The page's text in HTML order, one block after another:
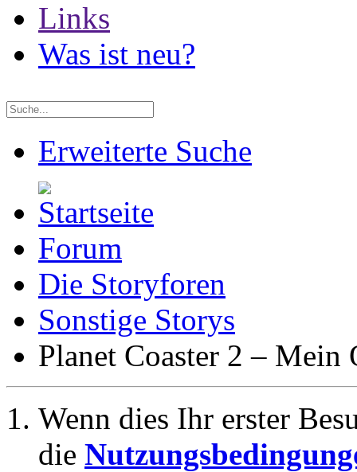
Links
Was ist neu?
Erweiterte Suche
Forum
Die Storyforen
Sonstige Storys
Planet Coaster 2 – Mein
Wenn dies Ihr erster
die